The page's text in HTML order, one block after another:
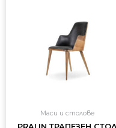
Маси и столове